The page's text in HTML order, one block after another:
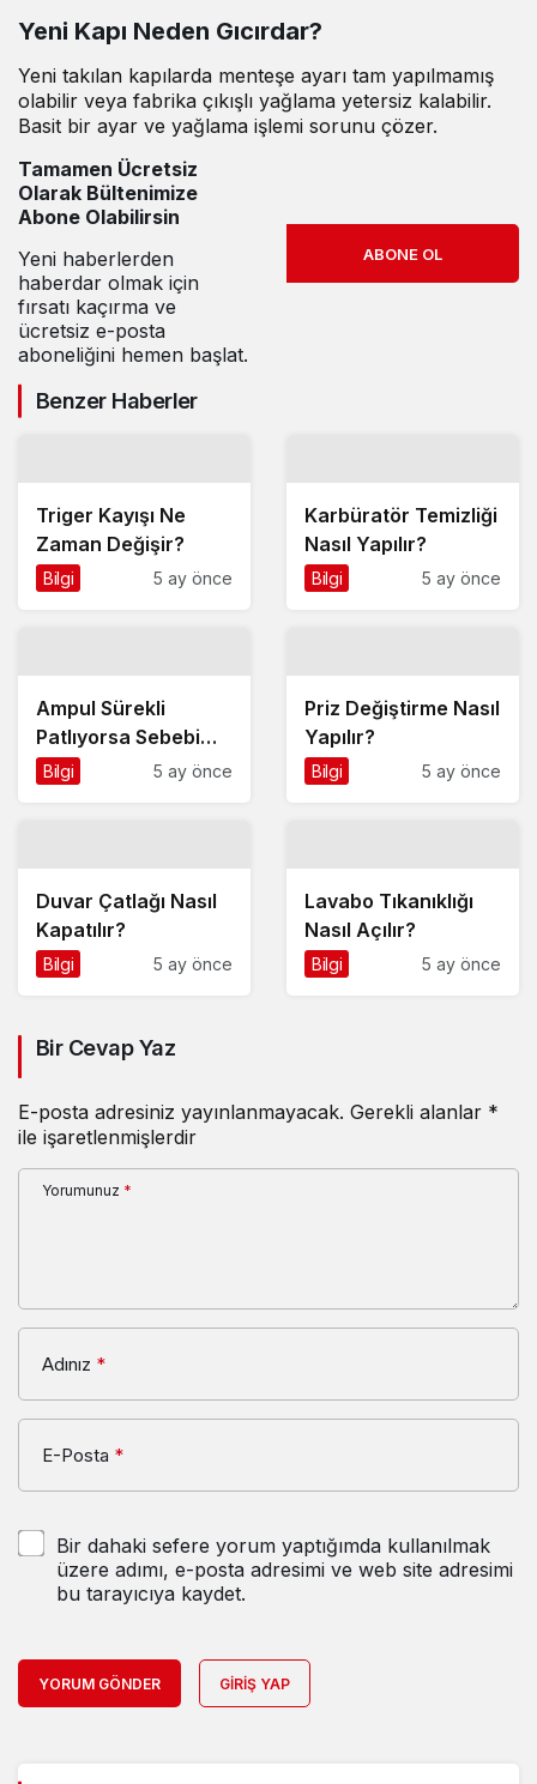
Yeni Kapı Neden Gıcırdar?
Yeni takılan kapılarda menteşe ayarı tam yapılmamış
olabilir veya fabrika çıkışlı yağlama yetersiz kalabilir.
Basit bir ayar ve yağlama işlemi sorunu çözer.
Tamamen Ücretsiz
Olarak Bültenimize
Abone Olabilirsin
Yeni haberlerden
haberdar olmak için
fırsatı kaçırma ve
ücretsiz e-posta
aboneliğini hemen başlat.
ABONE OL
Benzer Haberler
Triger Kayışı Ne
Zaman Değişir?
Bilgi 5 ay önce
Karbüratör Temizliği
Nasıl Yapılır?
Bilgi 5 ay önce
Ampul Sürekli
Patlıyorsa Sebebi
Nedir?
Bilgi 5 ay önce
Priz Değiştirme Nasıl
Yapılır?
Bilgi 5 ay önce
Duvar Çatlağı Nasıl
Kapatılır?
Bilgi 5 ay önce
Lavabo Tıkanıklığı
Nasıl Açılır?
Bilgi 5 ay önce
Bir Cevap Yaz
E-posta adresiniz yayınlanmayacak. Gerekli alanlar *
ile işaretlenmişlerdir
Yorumunuz *
Adınız *
E-Posta *
Bir dahaki sefere yorum yaptığımda kullanılmak
üzere adımı, e-posta adresimi ve web site adresimi
bu tarayıcıya kaydet.
YORUM GÖNDER GIRIŞ YAP